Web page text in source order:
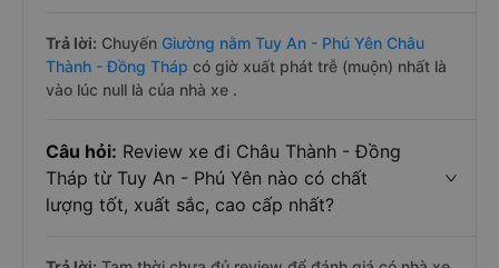
Trả lời: Chuyến Giường nằm Tuy An - Phú Yên Châu
Thành - Đồng Tháp có giờ xuất phát trễ (muộn) nhất là
vào lúc null là của nhà xe .
Câu hỏi: Review xe đi Châu Thành - Đồng
Tháp từ Tuy An - Phú Yên nào có chất
lượng tốt, xuất sắc, cao cấp nhất?